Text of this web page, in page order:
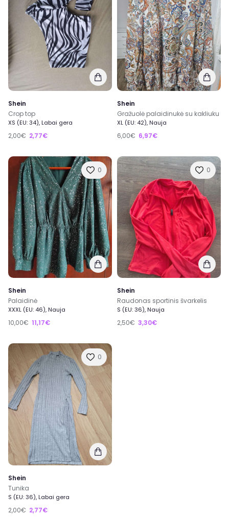
Shein
Crop top
XS (EU: 34), Labai gera
2,00€ 2,77€
Shein
Gražuolė palaidinukė su kakliuku
XL (EU: 42), Nauja
6,00€ 6,97€
0
Shein
Palaidinė
XXXL (EU: 46), Nauja
10,00€ 11,17€
0
Shein
Raudonas sportinis švarkelis
S (EU: 36), Nauja
2,50€ 3,30€
0
Shein
Tunika
S (EU: 36), Labai gera
2,00€ 2,77€